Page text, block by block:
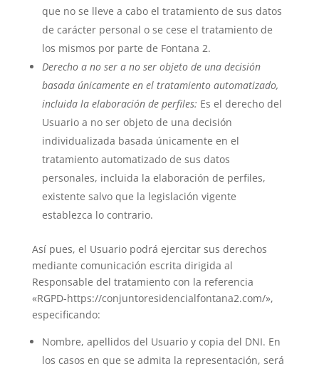
que no se lleve a cabo el tratamiento de sus datos
de carácter personal o se cese el tratamiento de
los mismos por parte de Fontana 2.
Derecho a no ser a no ser objeto de una decisión
basada únicamente en el tratamiento automatizado,
incluida la elaboración de perfiles: Es el derecho del
Usuario a no ser objeto de una decisión
individualizada basada únicamente en el
tratamiento automatizado de sus datos
personales, incluida la elaboración de perfiles,
existente salvo que la legislación vigente
establezca lo contrario.
Así pues, el Usuario podrá ejercitar sus derechos
mediante comunicación escrita dirigida al
Responsable del tratamiento con la referencia
«RGPD-https://conjuntoresidencialfontana2.com/»,
especificando:
Nombre, apellidos del Usuario y copia del DNI. En
los casos en que se admita la representación, será